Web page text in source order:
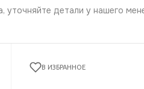
детали у нашего
В ИЗБРАННОЕ